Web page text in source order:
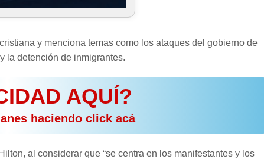
y menciona temas como los ataques del gobierno de
la detención de inmigrantes.
AQUÍ?
haciendo click acá
al considerar que “se centra en los manifestantes y los